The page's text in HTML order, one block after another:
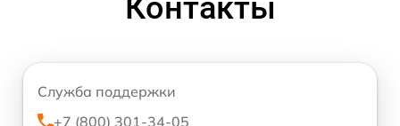
Контакты
Служба поддержки
+7 (800) 301-34-05